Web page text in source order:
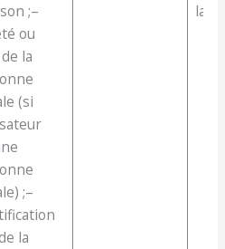
;–
ou
la
(si
;–
la
la